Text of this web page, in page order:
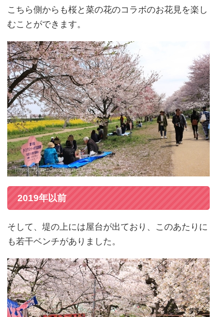
こちら側からも桜と菜の花のコラボのお花見を楽し
むことができます。
2019年以前
そして、堤の上には屋台が出ており、このあたりに
も若干ベンチがありました。